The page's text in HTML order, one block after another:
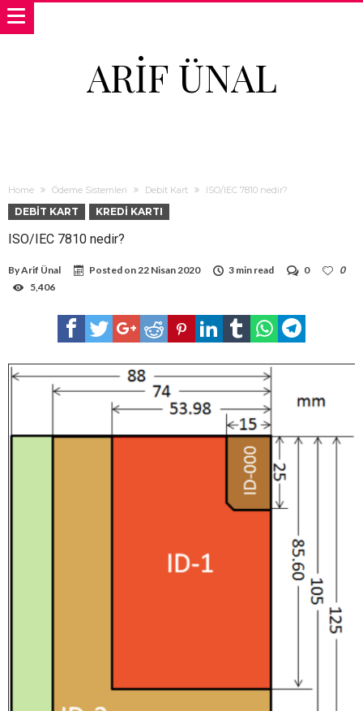
ARIF ÜNAL
Home Ödeme Sistemleri Debit Kart ISO/IEC 7810 nedir?
DEBIT KART KREDI KARTI
ISO/IEC 7810 nedir?
ByArif Ünal Posted on22 Nisan 2020 3 min read 0
0
5,406